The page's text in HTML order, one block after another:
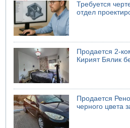
Требуется
отдел
Продается 2-
Кирият Бялик
Продается
черного цвета